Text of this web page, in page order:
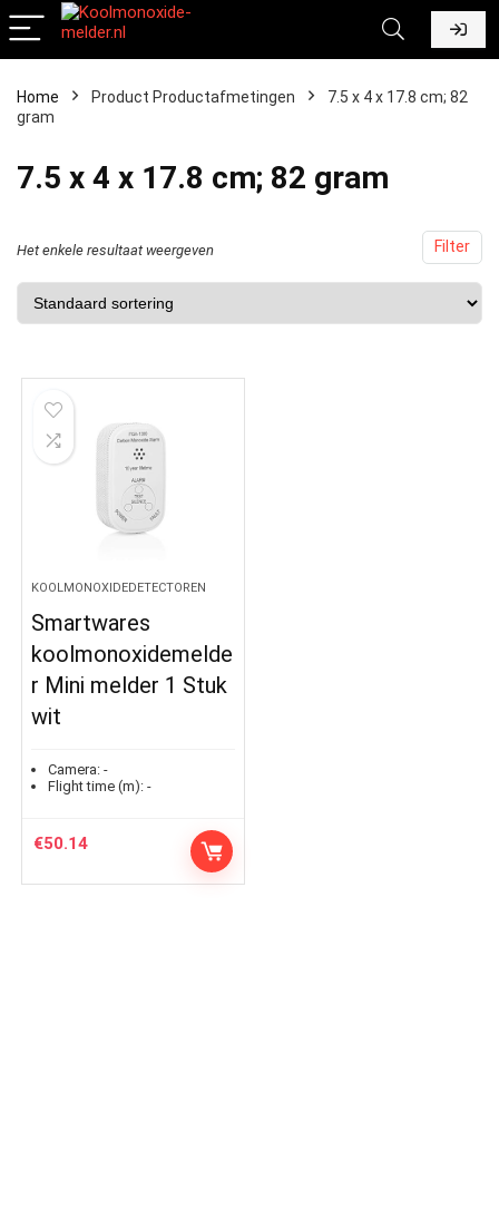
Home Product Productafmetingen
‎7.5 x 4 x 17.8 cm; 82
gram
‎7.5 x 4 x 17.8 cm; 82 gram
Filter
Het enkele resultaat weergeven
KOOLMONOXIDEDETECTOREN
Smartwares
koolmonoxidemelde
r Mini melder 1 Stuk
wit
Camera: -
Flight time (m): -
€50.14